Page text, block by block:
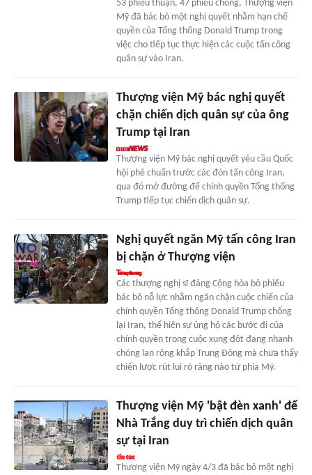
53 phiếu thuận, 47 phiếu chống, Thượng viện
Mỹ đã bác bỏ một nghị quyết nhằm hạn chế
quyền của Tổng thống Donald Trump trong
việc cho tiếp tục thực hiện các cuộc tấn công
quân sự vào Iran.
Thượng viện Mỹ bác nghị quyết
chặn chiến dịch quân sự của ông
Trump tại Iran
Thượng viện Mỹ bác nghị quyết yêu cầu Quốc
hội phê chuẩn trước các đòn tấn công Iran,
qua đó mở đường để chính quyền Tổng thống
Trump tiếp tục chiến dịch quân sự.
Nghị quyết ngăn Mỹ tấn công Iran
bị chặn ở Thượng viện
Các thượng nghị sĩ đảng Cộng hòa bỏ phiếu
bác bỏ nỗ lực nhằm ngăn chặn cuộc chiến của
chính quyền Tổng thống Donald Trump chống
lại Iran, thể hiện sự ủng hộ các bước đi của
chính quyền trong cuộc xung đột đang nhanh
chóng lan rộng khắp Trung Đông mà chưa thấy
chiến lược rút lui rõ ràng nào từ phía Mỹ.
Thượng viện Mỹ 'bật đèn xanh' để
Nhà Trắng duy trì chiến dịch quân
sự tại Iran
Thượng viện Mỹ ngày 4/3 đã bác bỏ một nghị